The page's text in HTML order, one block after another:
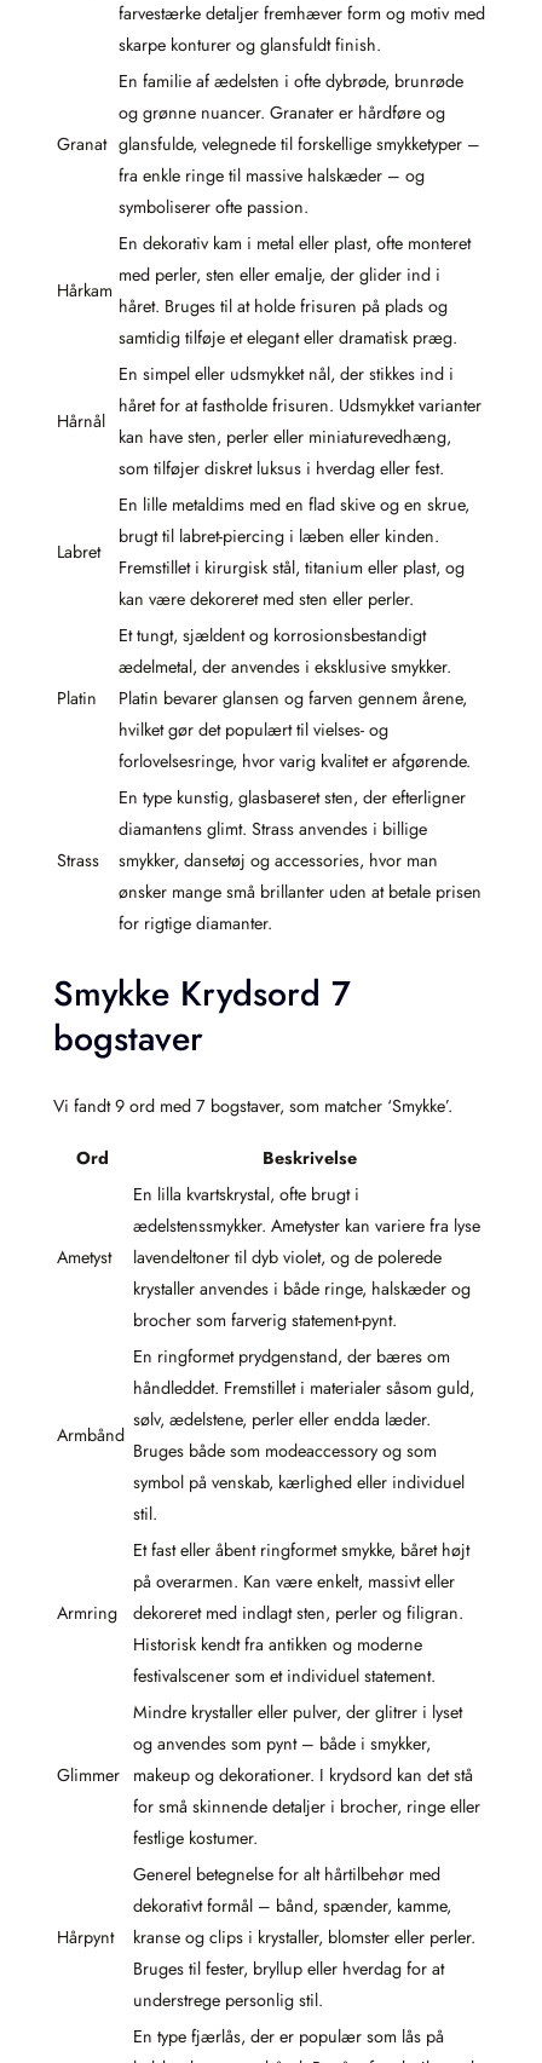
farvestærke detaljer fremhæver form og motiv med
skarpe konturer og glansfuldt finish.
Granat
En familie af ædelsten i ofte dybrøde, brunrøde
og grønne nuancer. Granater er hårdføre og
glansfulde, velegnede til forskellige smykketyper –
fra enkle ringe til massive halskæder – og
symboliserer ofte passion.
Hårkam
En dekorativ kam i metal eller plast, ofte monteret
med perler, sten eller emalje, der glider ind i
håret. Bruges til at holde frisuren på plads og
samtidig tilføje et elegant eller dramatisk præg.
Hårnål
En simpel eller udsmykket nål, der stikkes ind i
håret for at fastholde frisuren. Udsmykket varianter
kan have sten, perler eller miniaturevedhæng,
som tilføjer diskret luksus i hverdag eller fest.
Labret
En lille metaldims med en flad skive og en skrue,
brugt til labret-piercing i læben eller kinden.
Fremstillet i kirurgisk stål, titanium eller plast, og
kan være dekoreret med sten eller perler.
Platin
Et tungt, sjældent og korrosionsbestandigt
ædelmetal, der anvendes i eksklusive smykker.
Platin bevarer glansen og farven gennem årene,
hvilket gør det populært til vielses- og
forlovelsesringe, hvor varig kvalitet er afgørende.
Strass
En type kunstig, glasbaseret sten, der efterligner
diamantens glimt. Strass anvendes i billige
smykker, dansetøj og accessories, hvor man
ønsker mange små brillanter uden at betale prisen
for rigtige diamanter.
Smykke Krydsord 7
bogstaver
Vi fandt 9 ord med 7 bogstaver, som matcher ‘Smykke’.
Ord Beskrivelse
Ametyst
En lilla kvartskrystal, ofte brugt i
ædelstenssmykker. Ametyster kan variere fra lyse
lavendeltoner til dyb violet, og de polerede
krystaller anvendes i både ringe, halskæder og
brocher som farverig statement-pynt.
Armbånd
En ringformet prydgenstand, der bæres om
håndleddet. Fremstillet i materialer såsom guld,
sølv, ædelstene, perler eller endda læder.
Bruges både som modeaccessory og som
symbol på venskab, kærlighed eller individuel
stil.
Armring
Et fast eller åbent ringformet smykke, båret højt
på overarmen. Kan være enkelt, massivt eller
dekoreret med indlagt sten, perler og filigran.
Historisk kendt fra antikken og moderne
festivalscener som et individuel statement.
Glimmer
Mindre krystaller eller pulver, der glitrer i lyset
og anvendes som pynt – både i smykker,
makeup og dekorationer. I krydsord kan det stå
for små skinnende detaljer i brocher, ringe eller
festlige kostumer.
Hårpynt
Generel betegnelse for alt hårtilbehør med
dekorativt formål – bånd, spænder, kamme,
kranse og clips i krystaller, blomster eller perler.
Bruges til fester, bryllup eller hverdag for at
understrege personlig stil.
En type fjærlås, der er populær som lås på